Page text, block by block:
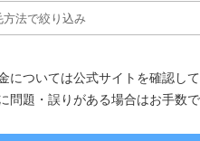
については公式サイトを確認し
問題・誤りがある場合はお手数で